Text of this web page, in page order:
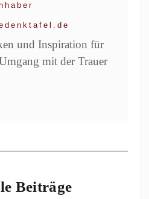
und Inspiration für
mit der Trauer
Beiträge